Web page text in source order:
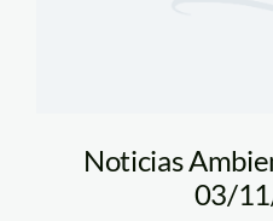
Noticias
03/